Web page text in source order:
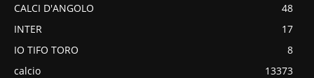
CALCI D'ANGOLO
48
INTER
17
IO TIFO TORO
8
calcio
13373